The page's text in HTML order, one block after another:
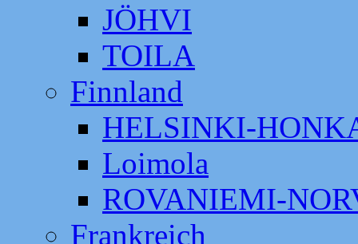
JÖHVI
TOILA
Finnland
HELSINKI-
Loimola
ROVANIEMI-
Frankreich